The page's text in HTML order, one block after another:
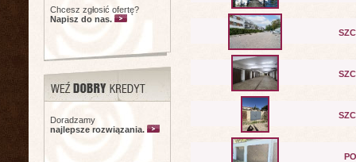
Chcesz zgłosić ofertę?
Napisz do nas.
Doradzamy
najlepsze rozwiązania.